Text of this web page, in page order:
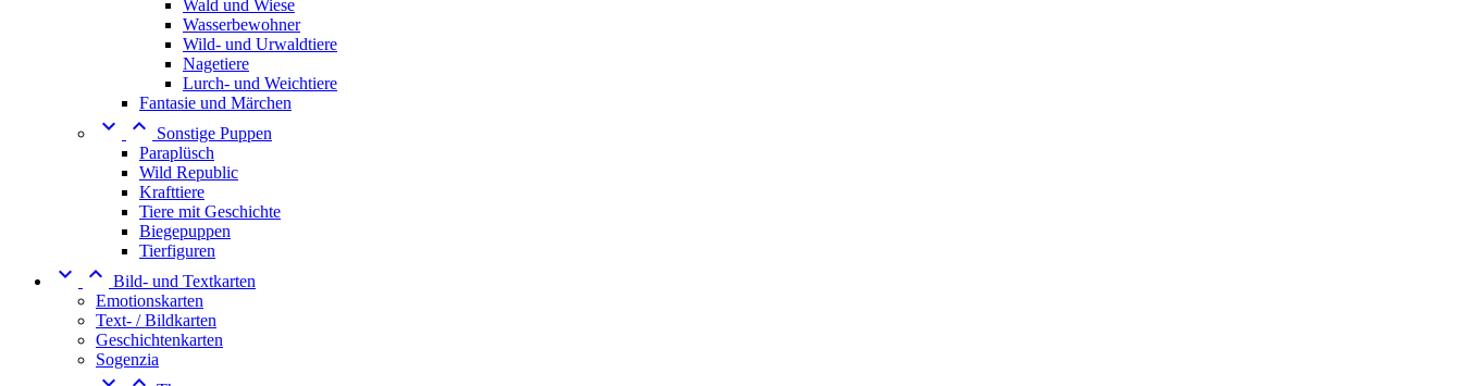
Wald und Wiese
Wasserbewohner
Wild- und Urwaldtiere
Nagetiere
Lurch- und Weichtiere
Fantasie und Märchen
 
Sonstige Puppen
Paraplüsch
Wild Republic
Krafttiere
Tiere mit Geschichte
Biegepuppen
Tierfiguren
  Bild- und Textkarten
Emotionskarten
Text- / Bildkarten
Geschichtenkarten
Sogenzia